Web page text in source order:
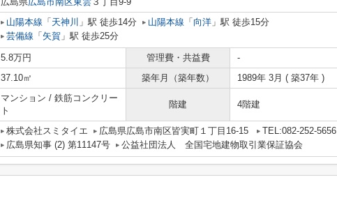
山陽本線 「 天神川 」駅 徒歩14分 山陽本線 「 向洋 」駅 徒歩15分
芸備線 「 矢賀 」駅 徒歩25分
5.8万円 管理費・共益費
-
37.10㎡ 築年月（築年数） 1989年 3月 ( 築37年 )
マンション / 鉄筋コンクリー
ト
階建 4階建
株式会社スミタイエ 広島県広島市南区皆実町１丁目16-15
TEL:082-252-5656
広島県知事 (2) 第11147号
公益社団法人 全国宅地建物取引業保証協会